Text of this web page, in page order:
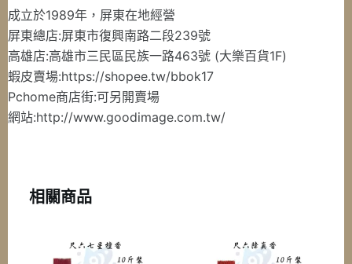
盒
10
斤
紙
箱
裝
6000g
成立於1989年，屏東在地經營
屏東總店:屏東市復興南路二段239號
高雄店:高雄市三民區民族一路463號 (大樂百貨1F)
蝦皮賣場:https://shopee.tw/bbok17
Pchome商店街:可另開賣場
網站:http://www.goodimage.com.tw/
相關商品